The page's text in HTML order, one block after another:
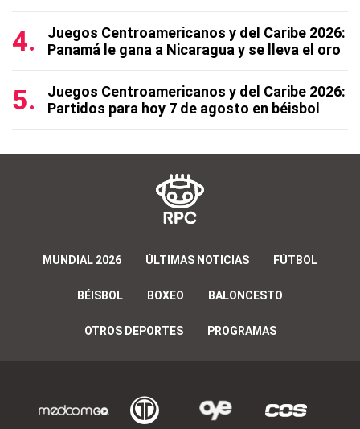
Juegos Centroamericanos y del Caribe 2026:
Panamá le gana a Nicaragua y se lleva el oro
Juegos Centroamericanos y del Caribe 2026:
Partidos para hoy 7 de agosto en béisbol
MUNDIAL 2026 ÚLTIMAS NOTICIAS FÚTBOL
BÉISBOL BOXEO BALONCESTO
OTROS DEPORTES PROGRAMAS